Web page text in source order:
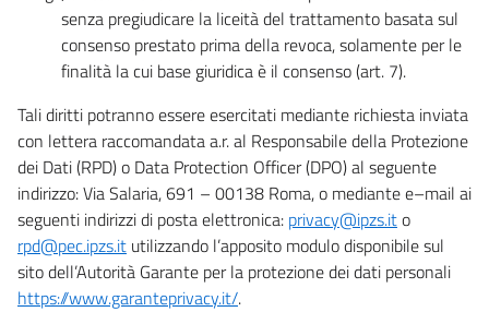
senza pregiudicare la liceità del trattamento basata sul
consenso prestato prima della revoca, solamente per le
finalità la cui base giuridica è il consenso (art. 7).
Tali diritti potranno essere esercitati mediante richiesta inviata
con lettera raccomandata a.r. al Responsabile della Protezione
dei Dati (RPD) o Data Protection Officer (DPO) al seguente
indirizzo: Via Salaria, 691 – 00138 Roma, o mediante e–mail ai
seguenti indirizzi di posta elettronica: privacy@ipzs.ito
rpd@pec.ipzs.it utilizzando l’apposito modulo disponibile sul
sito dell’Autorità Garante per la protezione dei dati personali
https://www.garanteprivacy.it/.